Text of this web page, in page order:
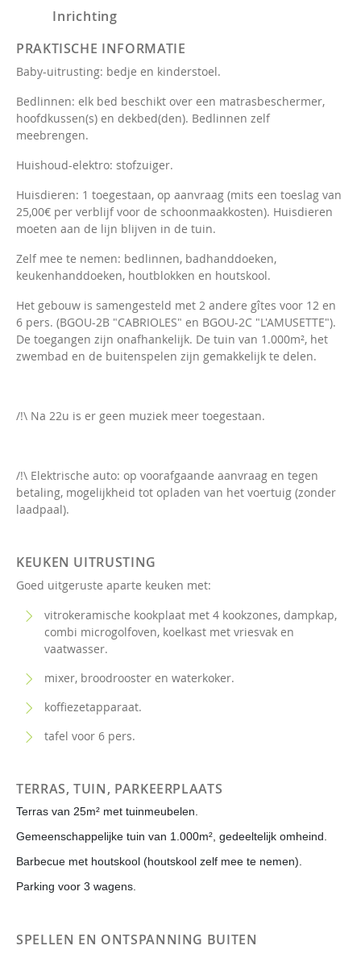
Inrichting
PRAKTISCHE INFORMATIE
Baby-uitrusting: bedje en kinderstoel.
Bedlinnen: elk bed beschikt over een matrasbeschermer,
hoofdkussen(s) en dekbed(den). Bedlinnen zelf
meebrengen.
Huishoud-elektro: stofzuiger.
Huisdieren: 1 toegestaan, op aanvraag (mits een toeslag van
25,00€ per verblijf voor de schoonmaakkosten). Huisdieren
moeten aan de lijn blijven in de tuin.
Zelf mee te nemen: bedlinnen, badhanddoeken,
keukenhanddoeken, houtblokken en houtskool.
Het gebouw is samengesteld met 2 andere gîtes voor 12 en
6 pers. (BGOU-2B "CABRIOLES" en BGOU-2C "L'AMUSETTE").
De toegangen zijn onafhankelijk. De tuin van 1.000m², het
zwembad en de buitenspelen zijn gemakkelijk te delen.
/!\ Na 22u is er geen muziek meer toegestaan.
/!\ Elektrische auto: op voorafgaande aanvraag en tegen
betaling, mogelijkheid tot opladen van het voertuig (zonder
laadpaal).
KEUKEN UITRUSTING
Goed uitgeruste aparte keuken met:
vitrokeramische kookplaat met 4 kookzones, dampkap,
combi microgolfoven, koelkast met vriesvak en
vaatwasser.
mixer, broodrooster en waterkoker.
koffiezetapparaat.
tafel voor 6 pers.
TERRAS, TUIN, PARKEERPLAATS
Terras van 25m² met tuinmeubelen.
Gemeenschappelijke tuin van 1.000m², gedeeltelijk omheind.
Barbecue met houtskool (houtskool zelf mee te nemen).
Parking voor 3 wagens.
SPELLEN EN ONTSPANNING BUITEN